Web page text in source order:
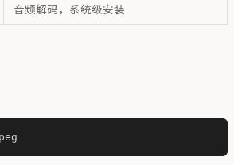
音频解码，系统级安装